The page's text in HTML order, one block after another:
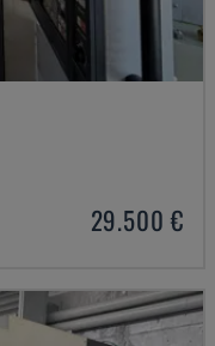
29.500 €